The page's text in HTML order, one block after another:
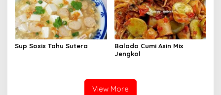
Sup Sosis Tahu Sutera
Balado Cumi Asin Mix
Jengkol
View More